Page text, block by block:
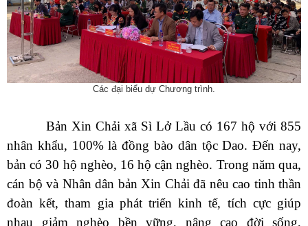
Các đại biểu dự Chương trình.
Bản Xin Chải xã Sì Lở Lầu có 167 hộ với 855
nhân khẩu, 100% là đồng bào dân tộc Dao. Đến nay,
bản có 30 hộ nghèo, 16 hộ cận nghèo. Trong năm qua,
cán bộ và Nhân dân bản Xin Chải đã nêu cao tinh thần
đoàn kết, tham gia phát triển kinh tế, tích cực giúp
nhau giảm nghèo bền vững, nâng cao đời sống,